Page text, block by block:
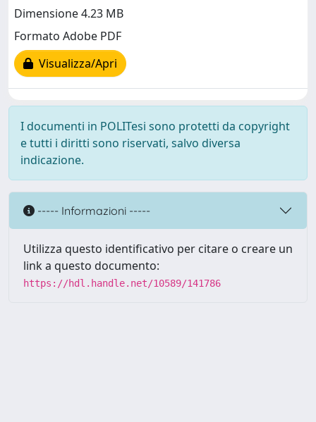
Dimensione 4.23 MB
Formato Adobe PDF
Visualizza/Apri
I documenti in POLITesi sono protetti da copyright
e tutti i diritti sono riservati, salvo diversa
indicazione.
----- Informazioni -----
Utilizza questo identificativo per citare o creare un
link a questo documento:
https://hdl.handle.net/10589/141786